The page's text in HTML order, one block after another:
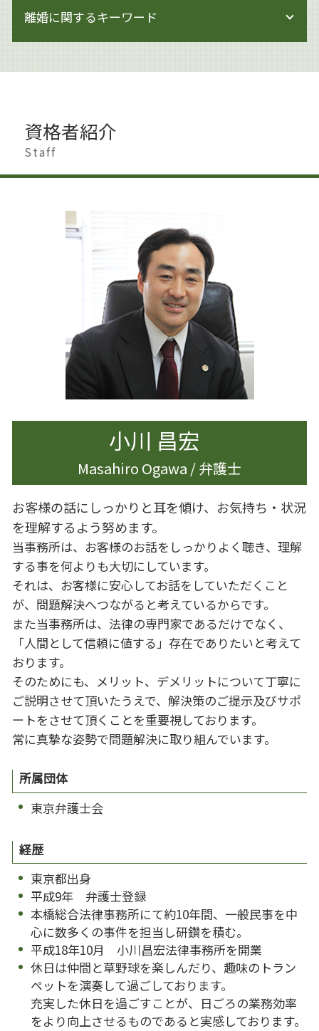
著作権侵害
著作権 訴えられた
著作権 対象
著作権 対策
著作権
著作権 損害賠償
著作権 知的財産権 違い
事業承継とは
企業法務 労働時間
企業法務 会社法
企業法務 労働法
事業承継 方法
企業法務 港区
就業規則 不利益変更
閉鎖会社 事業承継
遺産分割調停 必要書類
生前対策 相続
土地 生前対策
遺言書作成 杉並区
相続 少ない場合
相続 節税
相続 専門家
相続 調停 流れ
認知症 生前対策
遺産分割協議書
遺産分割 預貯金
遺産分割 相手方 認知症
相続 遺産分割協議書
相続 調停
離婚に関するキーワード
離婚 男 不利
離婚したい 準備
離婚 影響
離婚したい 男
離婚調停 期間
不貞行為 離婚
離婚 慰謝料 モラハラ
離婚 慰謝料 払わない
離婚 慰謝料 相場
離婚 親
資格者紹介
Staff
小川 昌宏
Masahiro Ogawa / 弁護士
お客様の話にしっかりと耳を傾け、お気持ち・状況
を理解するよう努めます。
当事務所は、お客様のお話をしっかりよく聴き、理解
する事を何よりも大切にしています。
それは、お客様に安心してお話をしていただくこと
が、問題解決へつながると考えているからです。
また当事務所は、法律の専門家であるだけでなく、
「人間として信頼に値する」存在でありたいと考えて
おります。
そのためにも、メリット、デメリットについて丁寧に
ご説明させて頂いたうえで、解決策のご提示及びサポ
ートをさせて頂くことを重要視しております。
常に真摯な姿勢で問題解決に取り組んでいます。
所属団体
東京弁護士会
経歴
東京都出身
平成9年 弁護士登録
本橋総合法律事務所にて約10年間、一般民事を中
心に数多くの事件を担当し研鑽を積む。
平成18年10月 小川昌宏法律事務所を開業
休日は仲間と草野球を楽しんだり、趣味のトラン
ペットを演奏して過ごしております。
充実した休日を過ごすことが、日ごろの業務効率
をより向上させるものであると実感しております。